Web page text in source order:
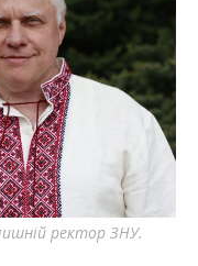
ректор ЗНУ.